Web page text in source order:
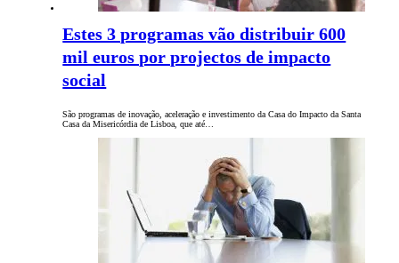
Estes 3 programas vão distribuir 600
mil euros por projectos de impacto
social
São programas de inovação, aceleração e investimento da Casa do Impacto da Santa
Casa da Misericórdia de Lisboa, que até…